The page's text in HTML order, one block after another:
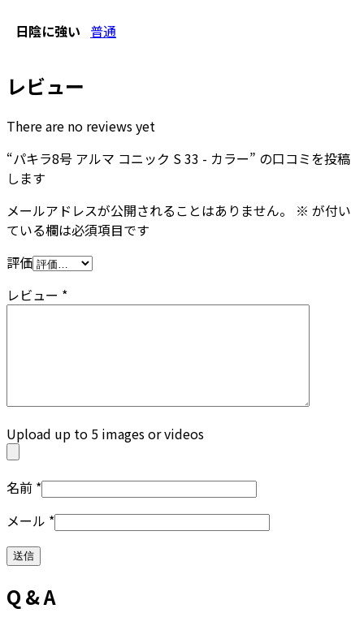
日陰に強い 普通
レビュー
There are no reviews yet
“パキラ8号 アルマ コニック S 33 - カラー” の口コミを投稿
します
メールアドレスが公開されることはありません。
※ が付い
ている欄は必須項目です
評価
レビュー *
Upload up to 5 images or videos
名前 *
メール *
Q & A